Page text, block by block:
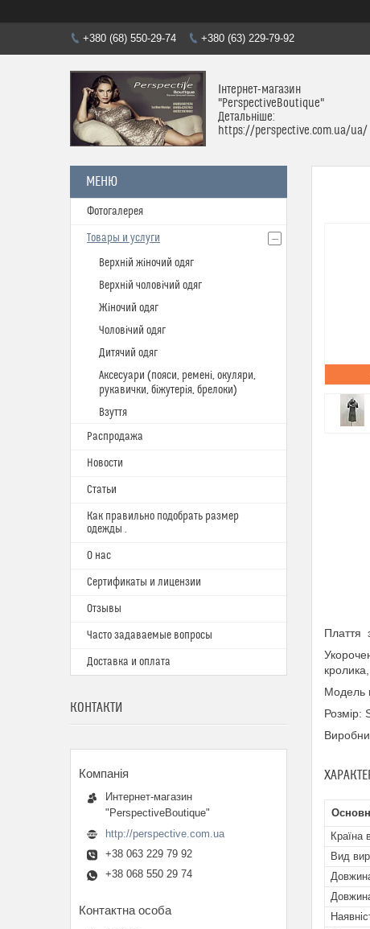
+380 (68) 550-29-74 +380 (63) 229-79-92
Інтернет-магазин
"PerspectiveBoutique"
Детальніше:
https://perspective.com.ua/ua/
Плаття
Модель
Розмір:
Країна
Вид
Фотогалерея
Товары и услуги
Верхній жіночий одяг
Верхній чоловічий одяг
Жіночий одяг
Чоловічий одяг
Дитячий одяг
Аксесуари (пояси, ремені, окуляри,
рукавички, біжутерія, брелоки)
Взуття
Распродажа
Новости
Статьи
Как правильно подобрать размер
одежды .
О нас
Сертификаты и лицензии
Отзывы
Часто задаваемые вопросы
Доставка и оплата
КОНТАКТИ
Интернет-магазин
"PerspectiveBoutique"
http://perspective.com.ua
+38 063 229 79 92
+38 068 550 29 74